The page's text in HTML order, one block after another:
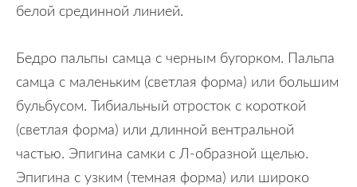
белой срединной линией.
Бедро пальпы самца с черным бугорком. Пальпа
самца с маленьким (светлая форма) или большим
бульбусом. Тибиальный отросток с короткой
(светлая форма) или длинной вентральной
частью. Эпигина самки с Л-образной щелью.
Эпигина с узким (темная форма) или широко